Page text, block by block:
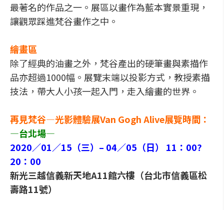
最著名的作品之一。展區以畫作為藍本實景重現，
讓觀眾踩進梵谷畫作之中。
繪畫區
除了經典的油畫之外，梵谷產出的硬筆畫與素描作
品亦超過1000幅。展覽末端以投影方式，教授素描
技法，帶大人小孩一起入門，走入繪畫的世界。
再見梵谷—光影體驗展Van Gogh Alive展覽時間：
—台北場—
2020／01／15（三）– 04／05（日） 11：00?
20：00
新光三越信義新天地A11館六樓（台北市信義區松
壽路11號）